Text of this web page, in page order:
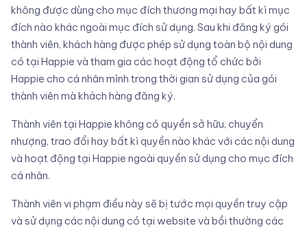
không được dùng cho mục đích thương mại hay bất kì mục
đích nào khác ngoài mục đích sử dụng. Sau khi đăng ký gói
thành viên, khách hàng được phép sử dụng toàn bộ nội dung
có tại Happie và tham gia các hoạt động tổ chức bởi
Happie cho cá nhân mình trong thời gian sử dụng của gói
thành viên mà khách hàng đăng ký.
Thành viên tại Happie không có quyền sở hữu, chuyển
nhượng, trao đổi hay bất kì quyền nào khác với các nội dung
và hoạt động tại Happie ngoài quyền sử dụng cho mục đích
cá nhân.
Thành viên vi phạm điều này sẽ bị tước mọi quyền truy cập
và sử dụng các nội dung có tại website và bồi thường các